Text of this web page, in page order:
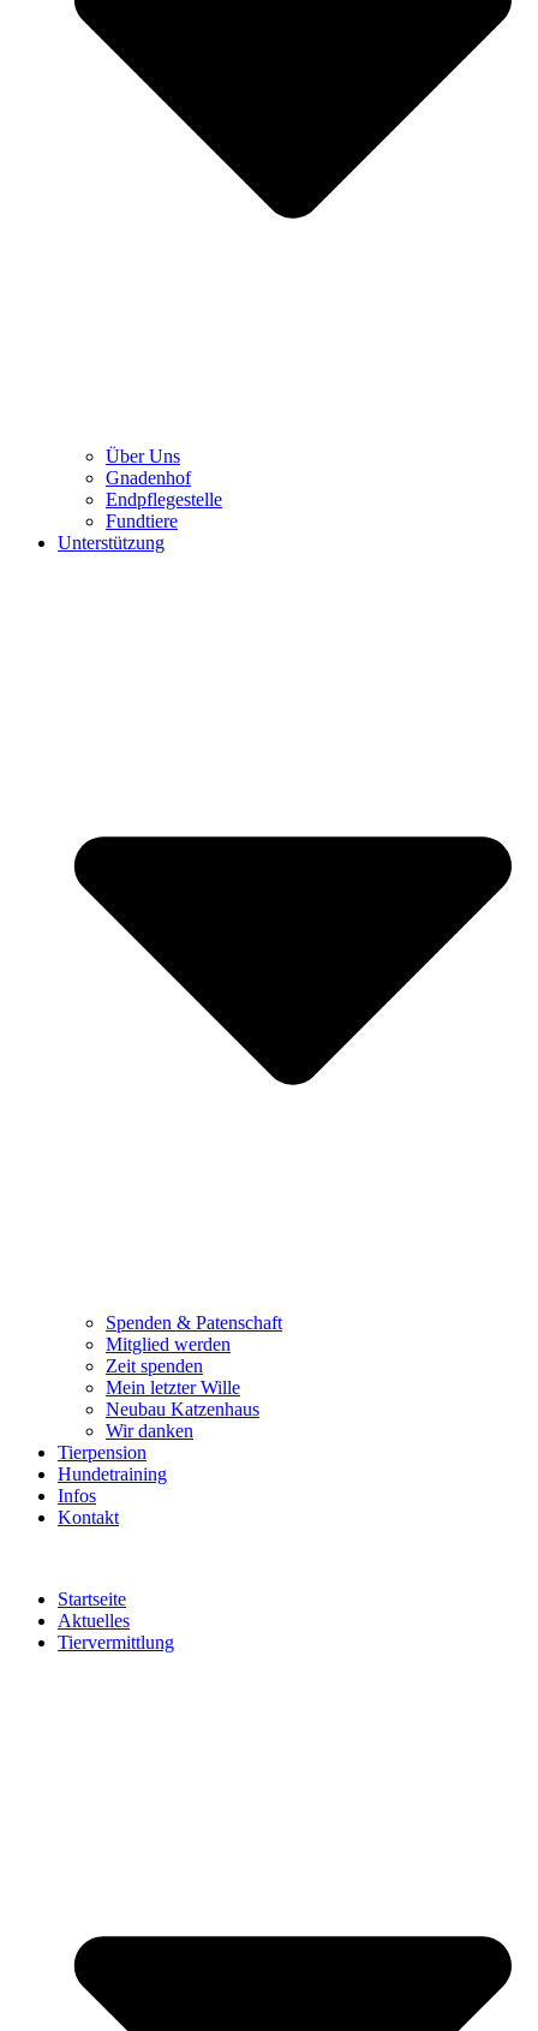
Über Uns
Gnadenhof
Endpflegestelle
Fundtiere
Unterstützung
Spenden & Patenschaft
Mitglied werden
Zeit spenden
Mein letzter Wille
Neubau Katzenhaus
Wir danken
Tierpension
Hundetraining
Infos
Kontakt
Startseite
Aktuelles
Tiervermittlung